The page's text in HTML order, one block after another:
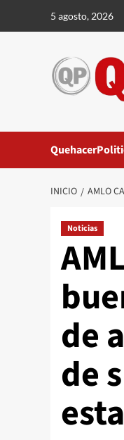
5 agosto, 2026
INICIO AMLO
Noticias
de
de